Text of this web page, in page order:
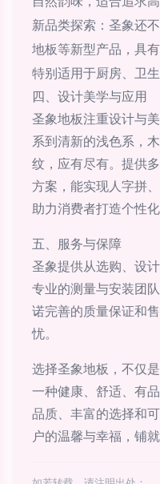
新品类探索：圣象还
地板等新型产品，具
特别适用于厨房、卫生
四、设计美学与应用
圣象地板注重设计与
系到清新的浅色系，
纹，应有尽有。提供
方案，能实现人字拼
助力消费者打造个性化
五、服务与保障
圣象提供从选购、设
专业的测量与安装团
诺完善的质量保证和
忧。
选择圣象地板，不仅
一种健康、舒适、有
品质、丰富的选择和
户的温馨与幸福，铺